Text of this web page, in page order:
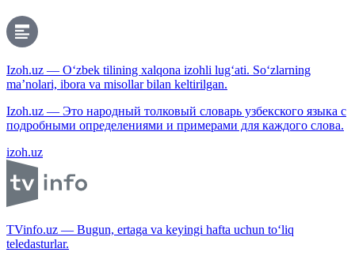
Izoh.uz — O‘zbek tilining xalqona izohli lug‘ati. So‘zlarning
ma’nolari, ibora va misollar bilan keltirilgan.
Izoh.uz — Это народный толковый словарь узбекского языка с
подробными определениями и примерами для каждого слова.
izoh.uz
TVinfo.uz — Bugun, ertaga va keyingi hafta uchun to‘liq
teledasturlar.